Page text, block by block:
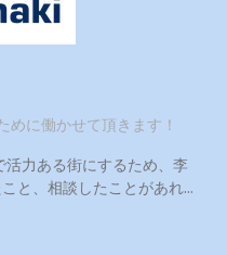
めに働かせて頂きます！
力ある街にするため、李
と、相談したことがあれ...